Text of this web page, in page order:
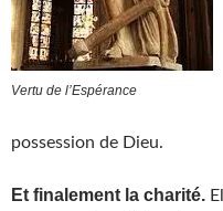
Vertu de l’Espérance
possession de Dieu.
Et finalement la charité.